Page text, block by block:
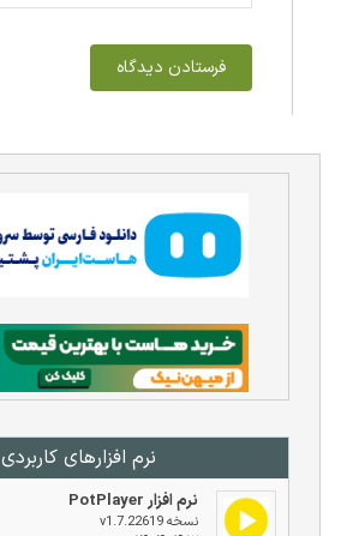
نرم افزار‌های کاربردی
نرم افزار PotPlayer
نسخه v1.7.22619